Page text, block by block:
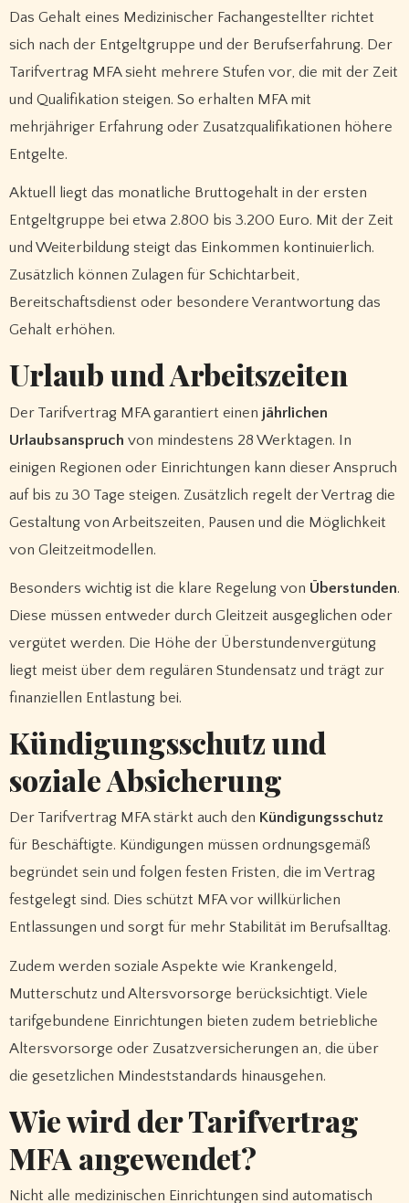
Das Gehalt eines Medizinischer Fachangestellter richtet
sich nach der Entgeltgruppe und der Berufserfahrung. Der
Tarifvertrag MFA sieht mehrere Stufen vor, die mit der Zeit
und Qualifikation steigen. So erhalten MFA mit
mehrjähriger Erfahrung oder Zusatzqualifikationen höhere
Entgelte.
Aktuell liegt das monatliche Bruttogehalt in der ersten
Entgeltgruppe bei etwa 2.800 bis 3.200 Euro. Mit der Zeit
und Weiterbildung steigt das Einkommen kontinuierlich.
Zusätzlich können Zulagen für Schichtarbeit,
Bereitschaftsdienst oder besondere Verantwortung das
Gehalt erhöhen.
Urlaub und Arbeitszeiten
Der Tarifvertrag MFA garantiert einen jährlichen
Urlaubsanspruch von mindestens 28 Werktagen. In
einigen Regionen oder Einrichtungen kann dieser Anspruch
auf bis zu 30 Tage steigen. Zusätzlich regelt der Vertrag die
Gestaltung von Arbeitszeiten, Pausen und die Möglichkeit
von Gleitzeitmodellen.
Besonders wichtig ist die klare Regelung von Überstunden.
Diese müssen entweder durch Gleitzeit ausgeglichen oder
vergütet werden. Die Höhe der Überstundenvergütung
liegt meist über dem regulären Stundensatz und trägt zur
finanziellen Entlastung bei.
Kündigungsschutz und
soziale Absicherung
Der Tarifvertrag MFA stärkt auch den Kündigungsschutz
für Beschäftigte. Kündigungen müssen ordnungsgemäß
begründet sein und folgen festen Fristen, die im Vertrag
festgelegt sind. Dies schützt MFA vor willkürlichen
Entlassungen und sorgt für mehr Stabilität im Berufsalltag.
Zudem werden soziale Aspekte wie Krankengeld,
Mutterschutz und Altersvorsorge berücksichtigt. Viele
tarifgebundene Einrichtungen bieten zudem betriebliche
Altersvorsorge oder Zusatzversicherungen an, die über
die gesetzlichen Mindeststandards hinausgehen.
Wie wird der Tarifvertrag
MFA angewendet?
Nicht alle medizinischen Einrichtungen sind automatisch